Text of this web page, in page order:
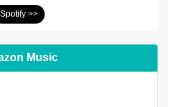
Spotify >>
Music